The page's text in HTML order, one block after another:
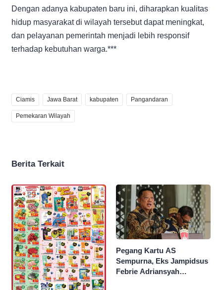
Dengan adanya kabupaten baru ini, diharapkan kualitas
hidup masyarakat di wilayah tersebut dapat meningkat,
dan pelayanan pemerintah menjadi lebih responsif
terhadap kebutuhan warga.***
Ciamis Jawa Barat kabupaten Pangandaran
Pemekaran Wilayah
Berita Terkait
Pegang Kartu AS
Sempurna, Eks Jampidsus
Febrie Adriansyah